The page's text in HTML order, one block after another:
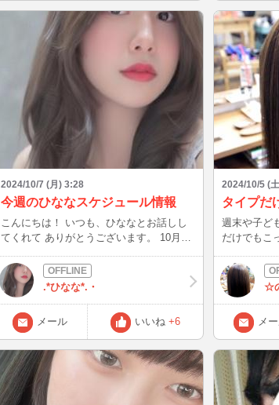
2024/10/7 (月) 3:28
今週のひななスケジュール情報
こんにちは！ いつも、ひななとお話しし
てくれて ありがとうございます。 10月10
（涙） ごめんなさい。 メールは、少しず
つ返せると思うのでお返事届くまでお待ち
ください✴︎ 8日と9日は、出没予定なので
見かけたら仲良くしてね！
.*ひなな*.・
メール いいね +6
2024/10/5 (
タイプだ
週末や子ど
だけでもこ
て、一緒に
とが多いからだ💓 いつも
とうございます✨✨✨
にしていま
☆
メ